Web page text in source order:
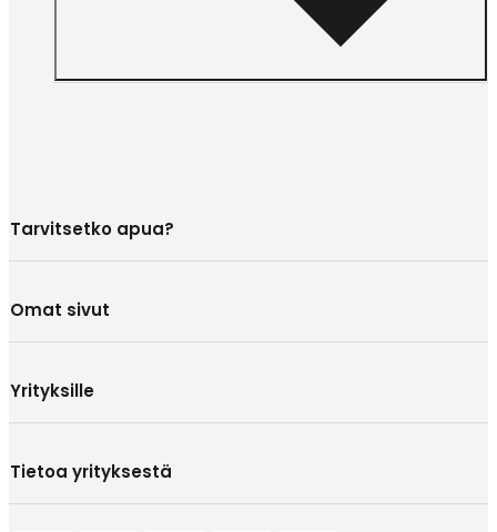
Tarvitsetko apua?
Omat sivut
Yrityksille
Tietoa yrityksestä